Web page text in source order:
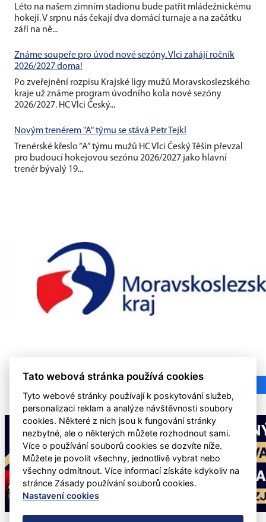
Léto na našem zimním stadionu bude patřit mládežnickému
hokeji. V srpnu nás čekají dva domácí turnaje a na začátku
září na ně...
Známe soupeře pro úvod nové sezóny. Vlci zahájí ročník
2026/2027 doma!
Po zveřejnění rozpisu Krajské ligy mužů Moravskoslezského
kraje už známe program úvodního kola nové sezóny
2026/2027. HC Vlci Český...
Novým trenérem "A" týmu se stává Petr Tejkl
Trenérské křeslo “A” týmu mužů HC Vlci Český Těšín převzal
pro budoucí hokejovou sezónu 2026/2027 jako hlavní
trenér bývalý 19...
Tato webová stránka používá cookies
Tyto webové stránky používají k poskytování služeb,
personalizaci reklam a analýze návštěvnosti soubory
cookies. Některé z nich jsou k fungování stránky
nezbytné, ale o některých můžete rozhodnout sami.
Více o používání souborů cookies se dozvíte níže.
Můžete je povolit všechny, jednotlivě vybrat nebo
všechny odmítnout. Více informací získáte kdykoliv na
stránce Zásady používání souborů cookies.
Nastavení cookies